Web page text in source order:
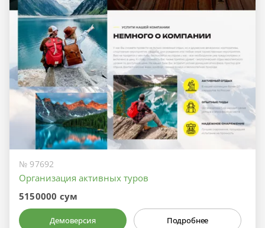
№ 97692
Организация активных туров
5150000 сум
Демоверсия Подробнее